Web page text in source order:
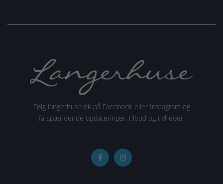
Følg langerhuse.dk på Facebook eller Instagram og
få spændende opdateringer, tilbud og nyheder.